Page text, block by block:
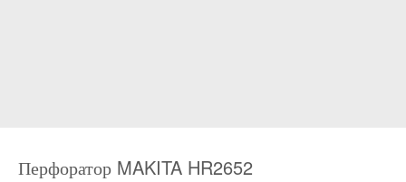
Перфоратор MAKITA HR2652